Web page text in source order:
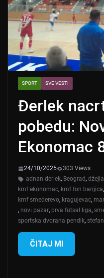
SPORT SVE VESTI
Đerlek
pobedu:
Ekonomac
24/10/2025
303 Views
adnan đerlek, Beograd,
kmf ekonomac, kmf fon banjica,
kmf smederevo, kragujevac,
, novi pazar, prva futsal liga,
sportska dvorana pendik,
ČITAJ MI